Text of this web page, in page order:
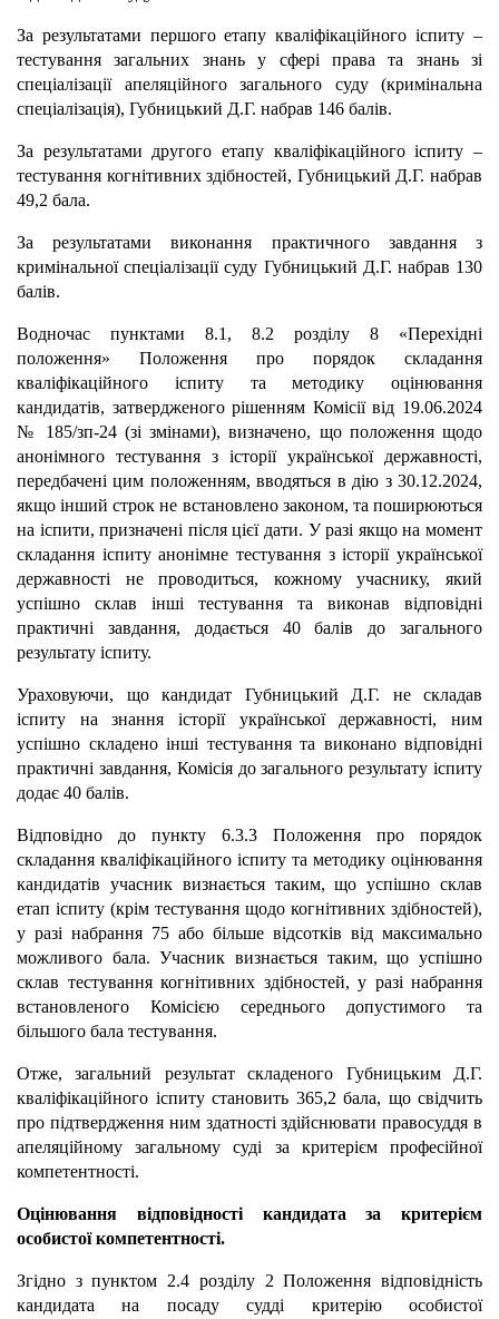
За результатами першого етапу кваліфікаційного іспиту –
тестування загальних знань у сфері права та знань зі
спеціалізації апеляційного загального суду (кримінальна
спеціалізація), Губницький Д.Г. набрав 146 балів.
За результатами другого етапу кваліфікаційного іспиту –
тестування когнітивних здібностей, Губницький Д.Г. набрав
49,2 бала.
За результатами виконання практичного завдання з
кримінальної спеціалізації суду Губницький Д.Г. набрав 130
балів.
Водночас пунктами 8.1, 8.2 розділу 8 «Перехідні
положення» Положення про порядок складання
кваліфікаційного іспиту та методику оцінювання
кандидатів, затвердженого рішенням Комісії від 19.06.2024
№ 185/зп-24 (зі змінами), визначено, що положення щодо
анонімного тестування з історії української державності,
передбачені цим положенням, вводяться в дію з 30.12.2024,
якщо інший строк не встановлено законом, та поширюються
на іспити, призначені після цієї дати. У разі якщо на момент
складання іспиту анонімне тестування з історії української
державності не проводиться, кожному учаснику, який
успішно склав інші тестування та виконав відповідні
практичні завдання, додається 40 балів до загального
результату іспиту.
Ураховуючи, що кандидат Губницький Д.Г. не складав
іспиту на знання історії української державності, ним
успішно складено інші тестування та виконано відповідні
практичні завдання, Комісія до загального результату іспиту
додає 40 балів.
Відповідно до пункту 6.3.3 Положення про порядок
складання кваліфікаційного іспиту та методику оцінювання
кандидатів учасник визнається таким, що успішно склав
етап іспиту (крім тестування щодо когнітивних здібностей),
у разі набрання 75 або більше відсотків від максимально
можливого бала. Учасник визнається таким, що успішно
склав тестування когнітивних здібностей, у разі набрання
встановленого Комісією середнього допустимого та
більшого бала тестування.
Отже, загальний результат складеного Губницьким Д.Г.
кваліфікаційного іспиту становить 365,2 бала, що свідчить
про підтвердження ним здатності здійснювати правосуддя в
апеляційному загальному суді за критерієм професійної
компетентності.
Оцінювання відповідності кандидата за критерієм
особистої компетентності.
Згідно з пунктом 2.4 розділу 2 Положення відповідність
кандидата на посаду судді критерію особистої